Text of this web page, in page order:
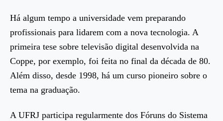
Há algum tempo a universidade vem preparando
profissionais para lidarem com a nova tecnologia. A
primeira tese sobre televisão digital desenvolvida na
Coppe, por exemplo, foi feita no final da década de 80.
Além disso, desde 1998, há um curso pioneiro sobre o
tema na graduação.
A UFRJ participa regularmente dos Fóruns do Sistema